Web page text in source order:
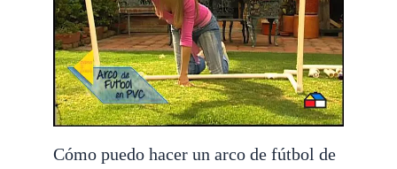
Cómo puedo hacer un arco de fútbol de